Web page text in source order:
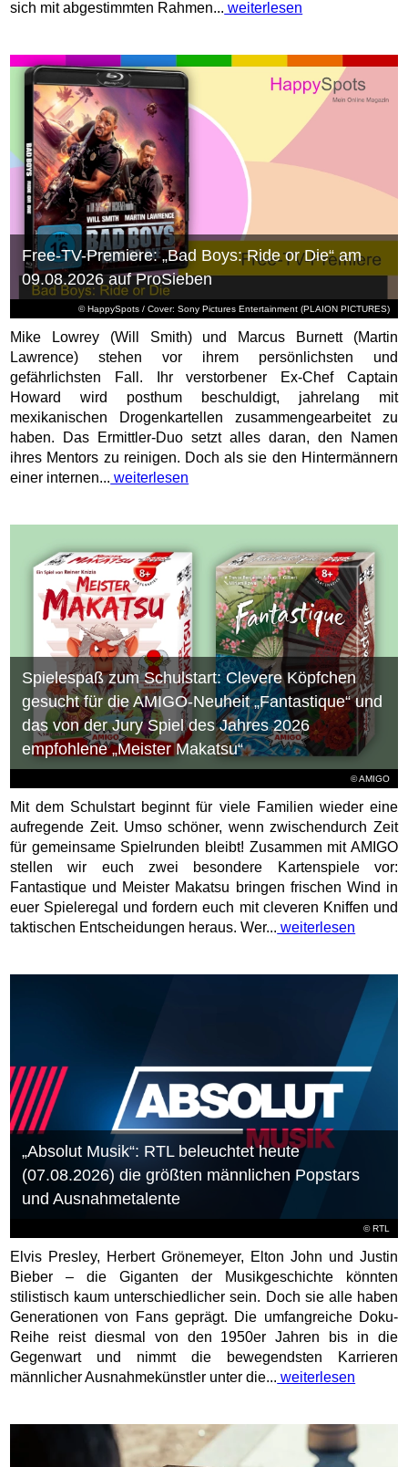
sich mit abgestimmten Rahmen... weiterlesen
© HappySpots / Cover: Sony Pictures Entertainment (PLAION PICTURES)
Free-TV-Premiere: „Bad Boys: Ride or Die“ am
09.08.2026 auf ProSieben
Mike Lowrey (Will Smith) und Marcus Burnett (Martin
Lawrence) stehen vor ihrem persönlichsten und
gefährlichsten Fall. Ihr verstorbener Ex-Chef Captain
Howard wird posthum beschuldigt, jahrelang mit
mexikanischen Drogenkartellen zusammengearbeitet zu
haben. Das Ermittler-Duo setzt alles daran, den Namen
ihres Mentors zu reinigen. Doch als sie den Hintermännern
einer internen... weiterlesen
© AMIGO
Spielespaß zum Schulstart: Clevere Köpfchen
gesucht für die AMIGO-Neuheit „Fantastique“ und
das von der Jury Spiel des Jahres 2026
empfohlene „Meister Makatsu“
Mit dem Schulstart beginnt für viele Familien wieder eine
aufregende Zeit. Umso schöner, wenn zwischendurch Zeit
für gemeinsame Spielrunden bleibt! Zusammen mit AMIGO
stellen wir euch zwei besondere Kartenspiele vor:
Fantastique und Meister Makatsu bringen frischen Wind in
euer Spieleregal und fordern euch mit cleveren Kniffen und
taktischen Entscheidungen heraus. Wer... weiterlesen
©RTL
„Absolut Musik“: RTL beleuchtet heute
(07.08.2026) die größten männlichen Popstars
und Ausnahmetalente
Elvis Presley, Herbert Grönemeyer, Elton John und Justin
Bieber – die Giganten der Musikgeschichte könnten
stilistisch kaum unterschiedlicher sein. Doch sie alle haben
Generationen von Fans geprägt. Die umfangreiche Doku-
Reihe reist diesmal von den 1950er Jahren bis in die
Gegenwart und nimmt die bewegendsten Karrieren
männlicher Ausnahmekünstler unter die... weiterlesen